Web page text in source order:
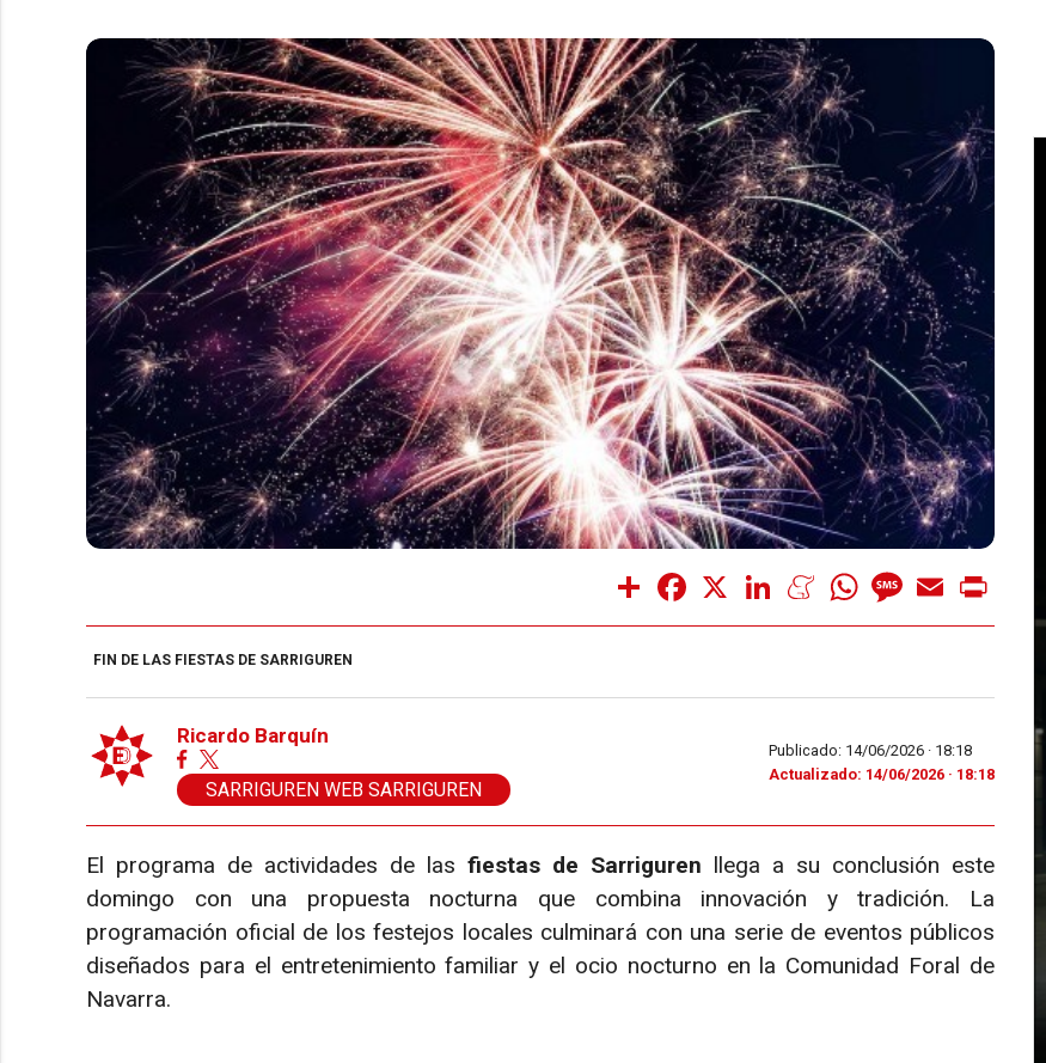
Share Facebook LinkedInMeneameWhatsAppMessage
Email
FIN DE LAS FIESTAS DE SARRIGUREN
Ricardo Barquín
SARRIGUREN WEB SARRIGUREN
Publicado: 14/06/2026 · 18:18
Actualizado: 14/06/2026 · 18:18
El programa de actividades de las fiestas de Sarriguren llega a su conclusión este
domingo con una propuesta nocturna que combina innovación y tradición. La
programación oficial de los festejos locales culminará con una serie de eventos públicos
diseñados para el entretenimiento familiar y el ocio nocturno en la Comunidad Foral de
Navarra.